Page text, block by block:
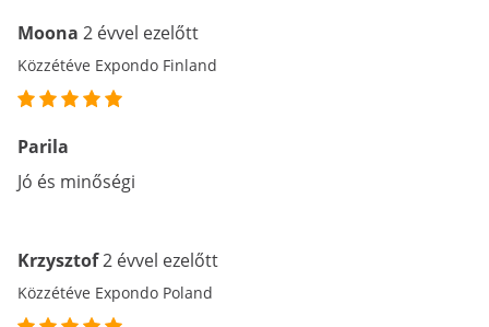
Moona 2 évvel ezelőtt
Közzétéve Expondo Finland
Parila
Jó és minőségi
Krzysztof2 évvel ezelőtt
Közzétéve Expondo Poland